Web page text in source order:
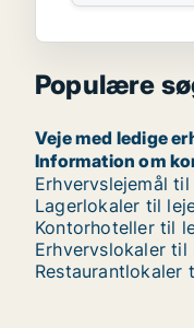
Populære
Veje med ledige
Information om
Erhvervslejemål
Lagerlokaler til
Kontorhoteller til
Erhvervslokaler til
Restaurantlokaler